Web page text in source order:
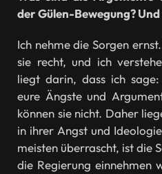
der Gülen-Bewegung? Und
Ich nehme die Sorgen
sie recht, und ich
liegt darin, dass ich
eure Ängste und
können sie nicht. Daher
in ihrer Angst und
meisten überrascht, ist die
die Regierung einnehmen